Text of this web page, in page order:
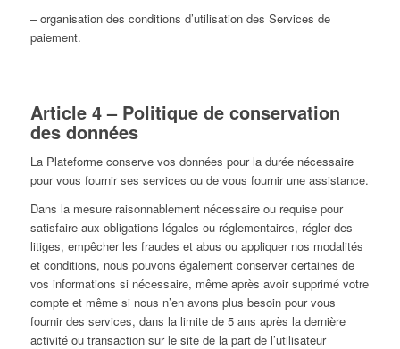
– organisation des conditions d’utilisation des Services de
paiement.
Article 4 – Politique de conservation
des données
La Plateforme conserve vos données pour la durée nécessaire
pour vous fournir ses services ou de vous fournir une assistance.
Dans la mesure raisonnablement nécessaire ou requise pour
satisfaire aux obligations légales ou réglementaires, régler des
litiges, empêcher les fraudes et abus ou appliquer nos modalités
et conditions, nous pouvons également conserver certaines de
vos informations si nécessaire, même après avoir supprimé votre
compte et même si nous n’en avons plus besoin pour vous
fournir des services, dans la limite de 5 ans après la dernière
activité ou transaction sur le site de la part de l’utilisateur